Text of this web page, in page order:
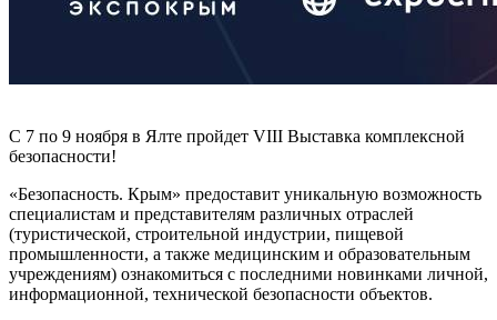
С 7 по 9 ноября в Ялте пройдет VIII Выставка комплексной
безопасности!
«Безопасность. Крым» предоставит уникальную возможность
специалистам и представителям различных отраслей
(туристической, строительной индустрии, пищевой
промышленности, а также медицинским и образовательным
учреждениям) ознакомиться с последними новинками личной,
информационной, технической безопасности объектов.